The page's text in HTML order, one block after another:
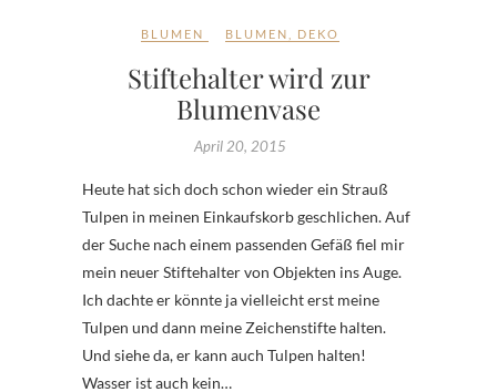
BLUMEN BLUMEN DEKO
Stiftehalter wird zur
Blumenvase
April 20, 2015
Heute hat sich doch schon wieder ein Strauß
Tulpen in meinen Einkaufskorb geschlichen. Auf
der Suche nach einem passenden Gefäß fiel mir
mein neuer Stiftehalter von Objekten ins Auge.
Ich dachte er könnte ja vielleicht erst meine
Tulpen und dann meine Zeichenstifte halten.
Und siehe da, er kann auch Tulpen halten!
Wasser ist auch kein…